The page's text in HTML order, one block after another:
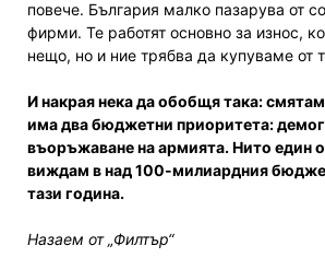
повече. България малко пазарува от
фирми. Те работят основно за износ,
нещо, но и ние трябва да купуваме от
И накрая нека да обобщя така:
има два бюджетни приоритета:
въоръжаване на армията. Нито един
виждам в над 100-милиардния
тази година.
Назаем от „Филтър“